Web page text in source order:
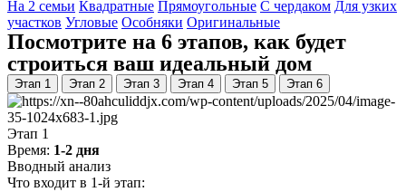
На 2 семьи Квадратные Прямоугольные С чердаком Для узких
участков Угловые Особняки Оригинальные
Посмотрите на 6 этапов, как будет
строиться ваш идеальный дом
Этап 1 Этап 2 Этап 3 Этап 4 Этап 5 Этап 6
Этап 1
Время: 1-2 дня
Вводный анализ
Что входит в 1-й этап: